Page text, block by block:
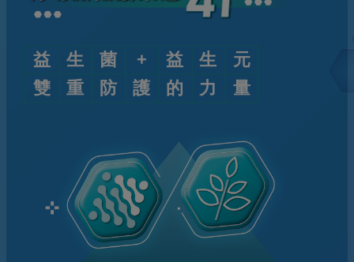
益 生 菌 + 益 生
元
雙
重 防 護 的 力 量